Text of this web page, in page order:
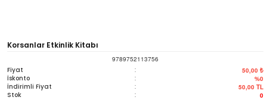
Korsanlar Etkinlik Kitabı
9789752113756
Fiyat : 50,00 ₺
İskonto : %0
İndirimli Fiyat : 50,00 TL
Stok : 0